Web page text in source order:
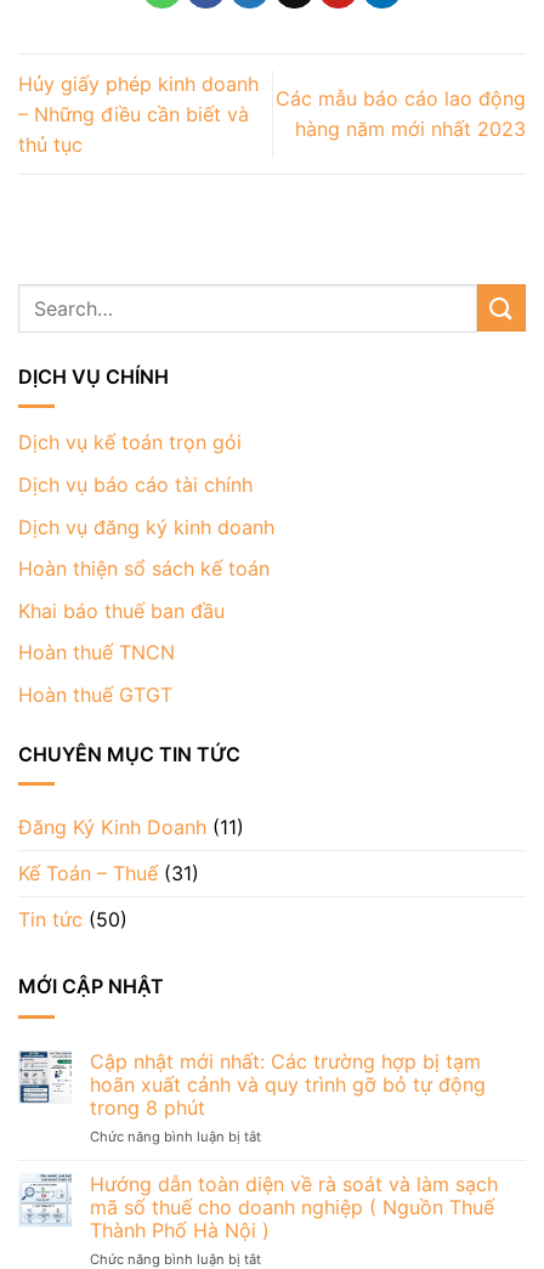
Hủy giấy phép kinh doanh
– Những điều cần biết và
thủ tục
Các mẫu báo cáo lao động
hàng năm mới nhất 2023
DỊCH VỤ CHÍNH
Dịch vụ kế toán trọn gói
Dịch vụ báo cáo tài chính
Dịch vụ đăng ký kinh doanh
Hoàn thiện sổ sách kế toán
Khai báo thuế ban đầu
Hoàn thuế TNCN
Hoàn thuế GTGT
CHUYÊN MỤC TIN TỨC
Đăng Ký Kinh Doanh (11)
Kế Toán – Thuế(31)
Tin tức (50)
MỚI CẬP NHẬT
Cập nhật mới nhất: Các trường hợp bị tạm
hoãn xuất cảnh và quy trình gỡ bỏ tự động
trong 8 phút
Chức năng bình luận bị tắtở
nhật
mới
nhất:
Các
trường
Hướng dẫn toàn diện về rà soát và làm sạch
mã số thuế cho doanh nghiệp ( Nguồn Thuế
Thành Phố Hà Nội )
Chức năng bình luận bị tắtở